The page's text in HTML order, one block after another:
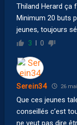
Thiland Herard ça
Minimum 20 buts
jeunes, toujours
3 0
Serein34 26
Que ces jeunes
conseillés c’est
ne veut pas dire